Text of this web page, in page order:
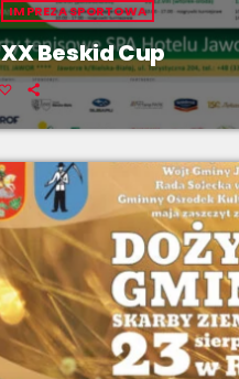
IMPREZA SPORTOWA
XX Beskid Cup